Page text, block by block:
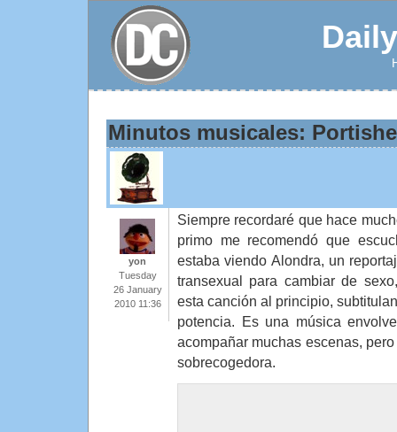
Minutos musicales:
yon
Tuesday
26 January
2010 11:36
Siempre recordaré que hace
primo me recomendó que
estaba viendo Alondra, un
transexual para cambiar de
esta canción al principio,
potencia. Es una música
acompañar muchas escenas,
sobrecogedora.